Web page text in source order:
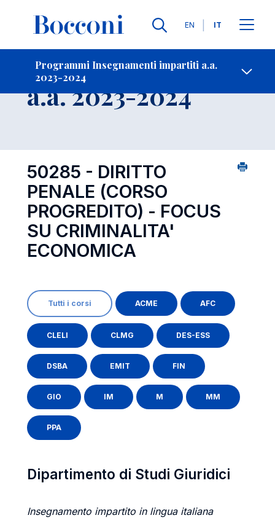
Lingue
EN IT
Programmi Insegnamenti impartiti a.a.
2023-2024
Contatti
Insegnamento
a.a. 2023-2024
50285 - DIRITTO
PENALE (CORSO
PROGREDITO) - FOCUS
SU CRIMINALITA'
ECONOMICA
Tutti i corsi ACME AFC
CLELI CLMG DES-ESS
DSBA EMIT FIN
GIO IM M MM
PPA
Dipartimento di Studi Giuridici
Insegnamento impartito in lingua italiana